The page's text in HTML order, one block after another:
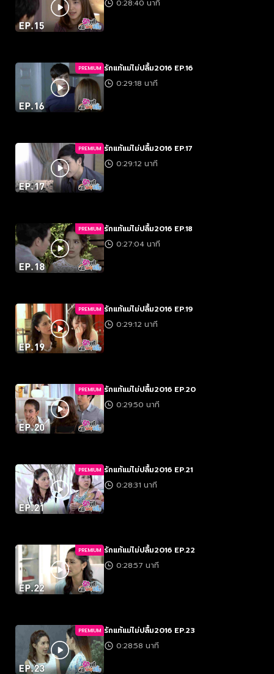
0:28:40 นาที
PREMIUM รักแท้แม่ไม่ปลื้ม2016 EP.16
0:29:18 นาที
PREMIUM รักแท้แม่ไม่ปลื้ม2016 EP.17
0:29:12 นาที
PREMIUM รักแท้แม่ไม่ปลื้ม2016 EP.18
0:27:04 นาที
PREMIUM รักแท้แม่ไม่ปลื้ม2016 EP.19
0:29:12 นาที
PREMIUM รักแท้แม่ไม่ปลื้ม2016 EP.20
0:29:50 นาที
PREMIUM รักแท้แม่ไม่ปลื้ม2016 EP.21
0:28:31 นาที
PREMIUM รักแท้แม่ไม่ปลื้ม2016 EP.22
0:28:57 นาที
PREMIUM รักแท้แม่ไม่ปลื้ม2016 EP.23
0:28:58 นาที